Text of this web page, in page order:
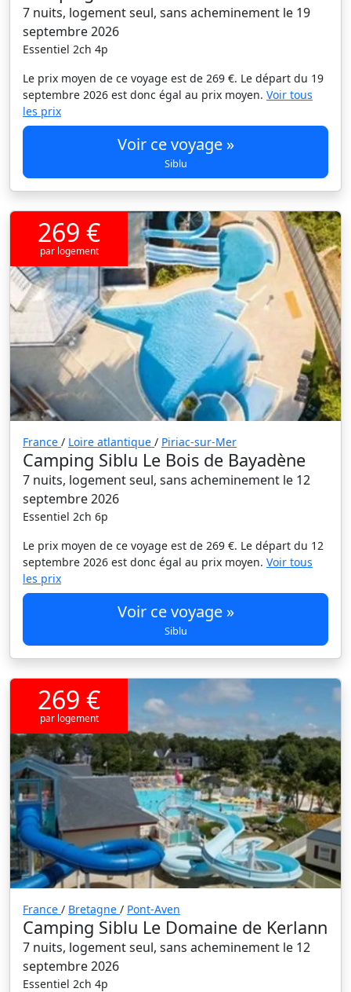
7 nuits, logement seul, sans acheminement le 19
septembre 2026
Essentiel 2ch 4p
Le prix moyen de ce voyage est de 269 €. Le départ du 19
septembre 2026 est donc égal au prix moyen. Voir tous
les prix
Voir ce voyage »
Siblu
269 €
par logement
France / Loire atlantique / Piriac-sur-Mer
Camping Siblu Le Bois de Bayadène
7 nuits, logement seul, sans acheminement le 12
septembre 2026
Essentiel 2ch 6p
Le prix moyen de ce voyage est de 269 €. Le départ du 12
septembre 2026 est donc égal au prix moyen. Voir tous
les prix
Voir ce voyage »
Siblu
269 €
par logement
France / Bretagne / Pont-Aven
Camping Siblu Le Domaine de Kerlann
7 nuits, logement seul, sans acheminement le 12
septembre 2026
Essentiel 2ch 4p